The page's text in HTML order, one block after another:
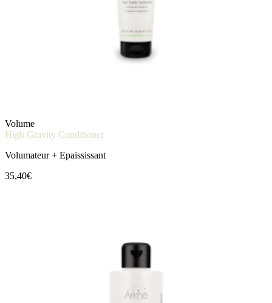
Volume
High Gravity Conditioner
Volumateur + Epaississant
35,40€